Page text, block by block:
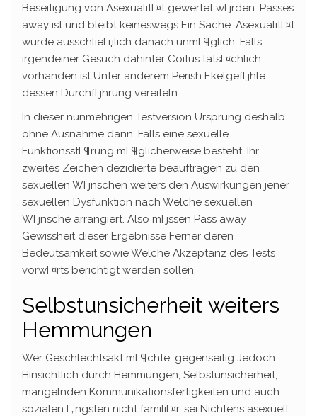
Beseitigung von AsexualitГ¤t gewertet wГјrden. Passes
away ist und bleibt keineswegs Ein Sache. AsexualitГ¤t
wurde ausschlieГџlich danach unmГ¶glich, Falls
irgendeiner Gesuch dahinter Coitus tatsГ¤chlich
vorhanden ist Unter anderem Perish EkelgefГјhle
dessen DurchfГјhrung vereiteln.
In dieser nunmehrigen Testversion Ursprung deshalb
ohne Ausnahme dann, Falls eine sexuelle
FunktionsstГ¶rung mГ¶glicherweise besteht, Ihr
zweites Zeichen dezidierte beauftragen zu den
sexuellen WГјnschen weiters den Auswirkungen jener
sexuellen Dysfunktion nach Welche sexuellen
WГјnsche arrangiert. Also mГјssen Pass away
Gewissheit dieser Ergebnisse Ferner deren
Bedeutsamkeit sowie Welche Akzeptanz des Tests
vorwГ¤rts berichtigt werden sollen.
Selbstunsicherheit weiters
Hemmungen
Wer Geschlechtsakt mГ¶chte, gegenseitig Jedoch
Hinsichtlich durch Hemmungen, Selbstunsicherheit,
mangelnden Kommunikationsfertigkeiten und auch
sozialen Г„ngsten nicht familiГ¤r, sei Nichtens asexuell.